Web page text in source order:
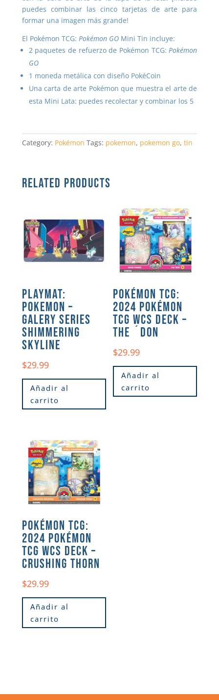
puedes combinar las cinco tarjetas de arte para
formar una imagen más grande!
El Pokémon TCG: Pokémon GOMini Tin incluye:
2 paquetes de refuerzo de Pokémon TCG:Pokémon
GO
1 moneda metálica con diseño PokéCoin
Una carta de arte Pokémon que muestra el arte de
esta Mini Lata: puedes recolectar y combinar los 5
Category: Pokémon Tags: pokemon, pokemon go, tin
RELATED PRODUCTS
PLAYMAT:
POKEMON –
GALERY SERIES
SHIMMERING
SKYLINE
$29.99
Añadir al
carrito
POKÉMON TCG:
2024 POKÉMON
TCG WCS DECK –
THE ´DON
$29.99
Añadir al
carrito
POKÉMON TCG:
2024 POKÉMON
TCG WCS DECK –
CRUSHING THORN
$29.99
Añadir al
carrito